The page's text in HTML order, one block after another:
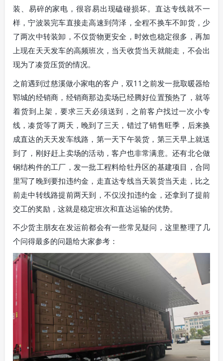
装、易碎的家电，很容易出现磕碰损坏。直达专线就不一
样，宁波装完车直接走高速到菏泽，全程不换车不卸货，少
了两次中转装卸，不仅货物更安全，时效也稳定很多，再加
上现在天天发车的高频班次，当天收货当天就能走，不会出
现为了凑货压货的情况。
之前遇到过慈溪做小家电的客户，双11之前发一批取暖器给
郓城的经销商，经销商那边卖场已经腾好位置预热了，就等
着货到上架，要求三天必须送到，之前客户找过一次小专
线，凑货等了两天，晚到了三天，错过了销售旺季，后来换
成直达的天天发车线路，第一天下午装货，第三天早上就送
到了，刚好赶上卖场的活动，客户也非常满意。还有北仑做
钢结构件的工厂，发一批工程料给牡丹区的基建项目，合同
里写了晚到要扣违约金，走直达专线当天装货当天走，比之
前走中转线路提前两天到，不仅没扣违约金，还拿到了提前
交工的奖励，这就是稳定班次和直达运输的优势。
不少货主朋友在发运前都会有一些常见疑问，这里整理了几
个问得最多的问题给大家参考：